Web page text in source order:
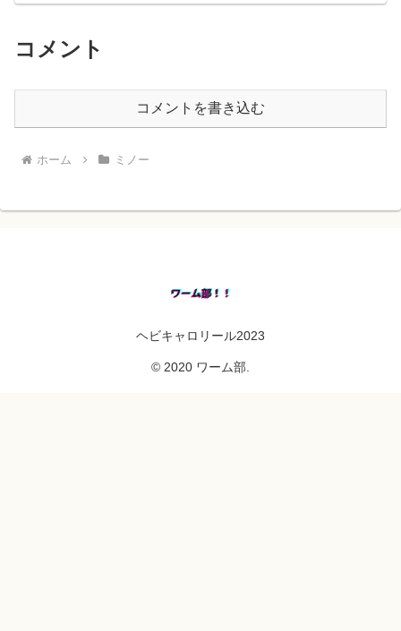
コメント
コメントを書き込む
ホーム ミノー
ヘビキャロリール2023
© 2020 ワーム部.